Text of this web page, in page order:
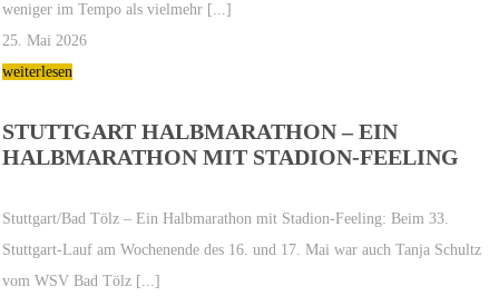
weniger im Tempo als vielmehr [...]
25. Mai 2026
weiterlesen
STUTTGART HALBMARATHON – EIN
HALBMARATHON MIT STADION-FEELING
Stuttgart/Bad Tölz – Ein Halbmarathon mit Stadion-Feeling: Beim 33.
Stuttgart-Lauf am Wochenende des 16. und 17. Mai war auch Tanja Schultz
vom WSV Bad Tölz [...]